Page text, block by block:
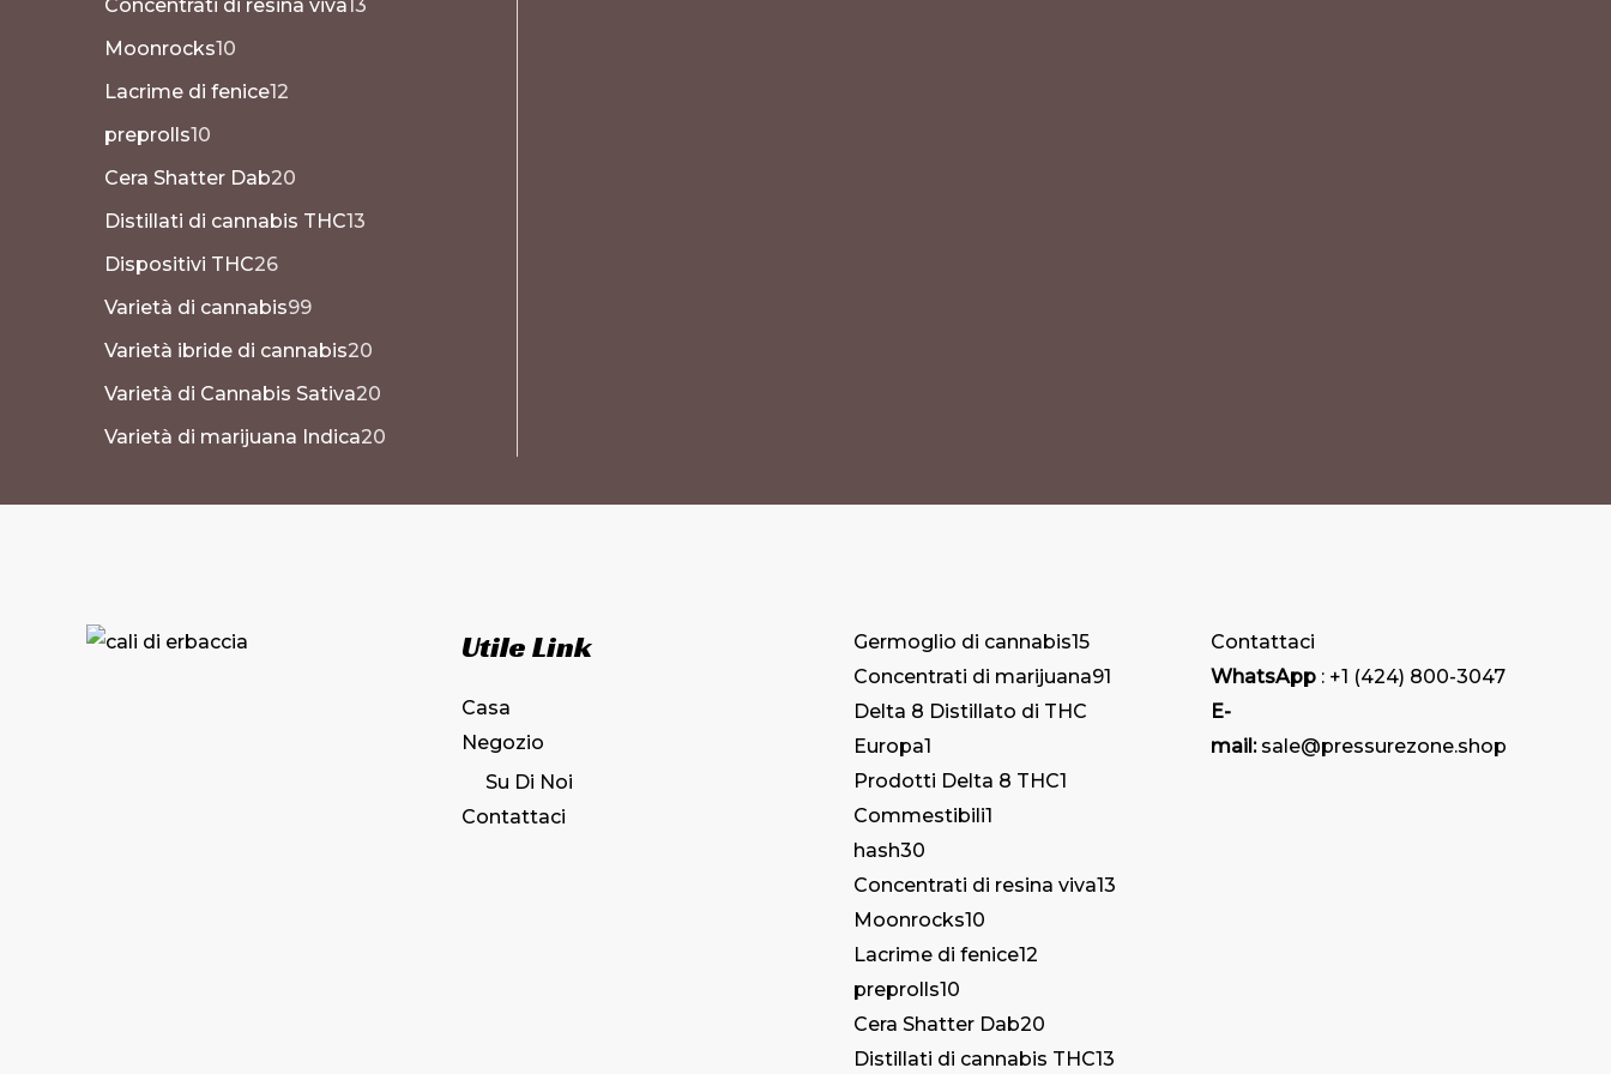
Concentrati di resina viva13
Moonrocks10
Lacrime di fenice12
preprolls10
Cera Shatter Dab20
Distillati di cannabis THC13
Dispositivi THC26
Varietà di cannabis99
Varietà ibride di cannabis20
Varietà di Cannabis Sativa20
Varietà di marijuana Indica20
Utile Link
Casa
Negozio
Su Di Noi
Contattaci
Germoglio di cannabis15
Concentrati di marijuana91
Delta 8 Distillato di THC
Europa1
Prodotti Delta 8 THC1
Commestibili1
hash30
Concentrati di resina viva13
Moonrocks10
Lacrime di fenice12
preprolls10
Cera Shatter Dab20
Distillati di cannabis THC13
Contattaci
WhatsApp : +1 (424) 800-3047
E-
mail:sale@pressurezone.shop